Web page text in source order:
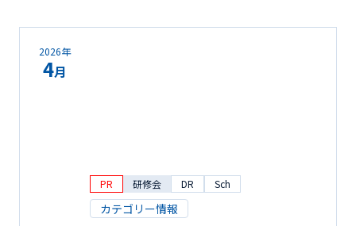
2026年
4月
PR 研修会 DR Sch
カテゴリー情報